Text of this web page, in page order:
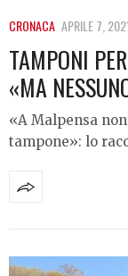
CRONACA APRILE 7,
TAMPONI
«MA
«A Malpensa
tampone»: lo